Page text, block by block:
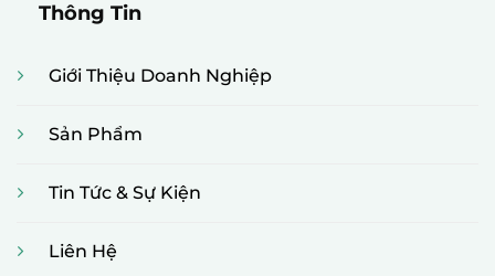
Thông Tin
Giới Thiệu Doanh Nghiệp
Sản Phẩm
Tin Tức & Sự Kiện
Liên Hệ